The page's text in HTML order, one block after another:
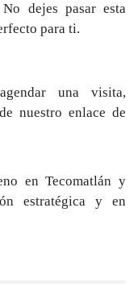
dejes pasar esta
para ti.
una visita,
nuestro enlace de
en Tecomatlán y
estratégica y en